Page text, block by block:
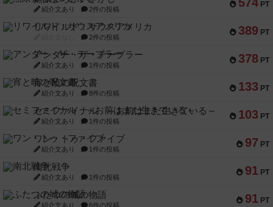
PT
紹介文あり 2件の投稿
389 PT
リワイルド：サウスアメリカ
2件の投稿
378 PT
アンダー・ザ・テーブラー
紹介文あり 1件の投稿
133 PT
宵と暁の呪文書
紹介文あり 8件の投稿
103 PT
セミファイナル ～お前はまだ生きている～
紹介文あり 1件の投稿
97 PT
ワン・トゥ・ファイブ
紹介文あり 1件の投稿
91 PT
南北戦争
紹介文あり 1件の投稿
91 PT
ふたつの城の物語
紹介文あり 6件の投稿